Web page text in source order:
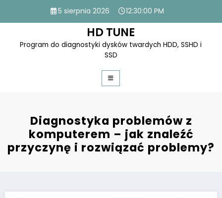
content
5 sierpnia 2026 12:30:00 PM
HD TUNE
Program do diagnostyki dysków twardych HDD, SSHD i
SSD
Diagnostyka problemów z
komputerem – jak znaleźć
przyczynę i rozwiązać problemy?